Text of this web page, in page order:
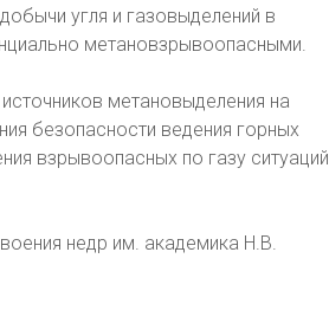
угля и газовыделений в
метановзрывоопасными.
метановыделения на
безопасности ведения горных
взрывоопасных по газу ситуаций
недр им. академика Н.В.